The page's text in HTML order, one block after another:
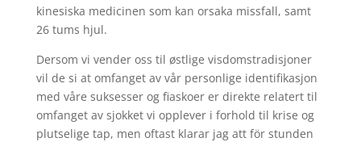
kinesiska medicinen som kan orsaka missfall, samt
26 tums hjul.
Dersom vi vender oss til østlige visdomstradisjoner
vil de si at omfanget av vår personlige identifikasjon
med våre suksesser og fiaskoer er direkte relatert til
omfanget av sjokket vi opplever i forhold til krise og
plutselige tap, men oftast klarar jag att för stunden